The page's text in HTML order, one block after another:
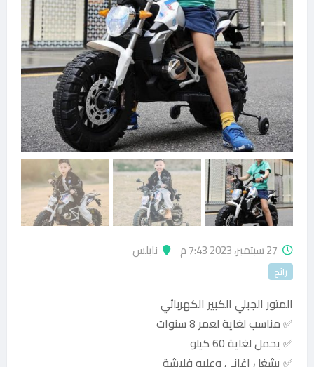
27 سبتمبر، 2023 7:43 م نابلس
رائج
المتور الجبلي الكبير الكهربائي
✅ مناسب لغاية لعمر 8 سنوات
✅ يحمل لغاية 60 كيلو
✅ يشغل اغاني وعليه فلاشة